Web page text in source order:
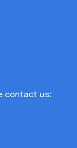
contact us: